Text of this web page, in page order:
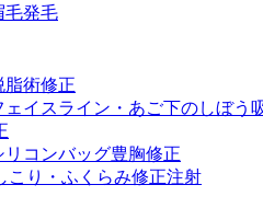
毛発毛
脂術修正
ェイスライン・あご下のしぼう
リコンバッグ豊胸修正
こり・ふくらみ修正注射